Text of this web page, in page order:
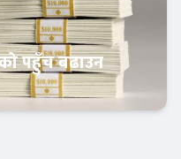
पहुँच बढाउन